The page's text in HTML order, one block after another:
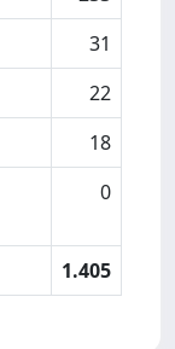
31
22
18
0
1.405